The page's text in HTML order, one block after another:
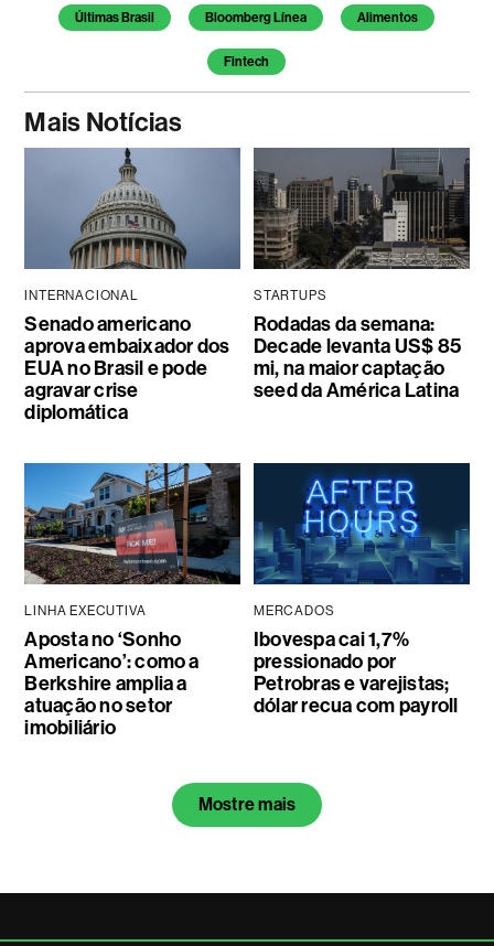
Temas deste artigo
Últimas Brasil Bloomberg Línea Alimentos
Fintech
Mais Notícias
INTERNACIONAL
Senado americano
aprova embaixador dos
EUA no Brasil e pode
agravar crise
diplomática
STARTUPS
Rodadas da semana:
Decade levanta US$ 85
mi, na maior captação
seed da América Latina
LINHA EXECUTIVA
Aposta no ‘Sonho
Americano’: como a
Berkshire amplia a
atuação no setor
imobiliário
MERCADOS
Ibovespa cai 1,7%
pressionado por
Petrobras e varejistas;
dólar recua com payroll
Mostre mais